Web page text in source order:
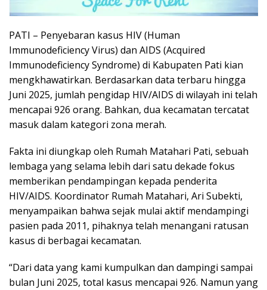
PATI – Penyebaran kasus HIV (Human
Immunodeficiency Virus) dan AIDS (Acquired
Immunodeficiency Syndrome) di Kabupaten Pati kian
mengkhawatirkan. Berdasarkan data terbaru hingga
Juni 2025, jumlah pengidap HIV/AIDS di wilayah ini telah
mencapai 926 orang. Bahkan, dua kecamatan tercatat
masuk dalam kategori zona merah.
Fakta ini diungkap oleh Rumah Matahari Pati, sebuah
lembaga yang selama lebih dari satu dekade fokus
memberikan pendampingan kepada penderita
HIV/AIDS. Koordinator Rumah Matahari, Ari Subekti,
menyampaikan bahwa sejak mulai aktif mendampingi
pasien pada 2011, pihaknya telah menangani ratusan
kasus di berbagai kecamatan.
“Dari data yang kami kumpulkan dan dampingi sampai
bulan Juni 2025, total kasus mencapai 926. Namun yang